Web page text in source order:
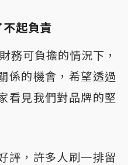
起負責
務可負擔的情況下，
係的機會，希望透過
看見我們對品牌的堅
評，許多人刷一排留